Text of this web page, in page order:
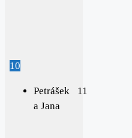
10
Petrášek
a Jana
11